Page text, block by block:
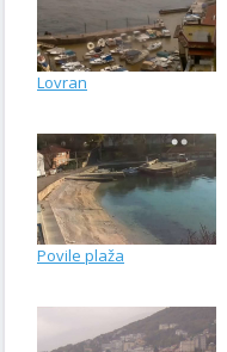
Lovran
Povile plaža